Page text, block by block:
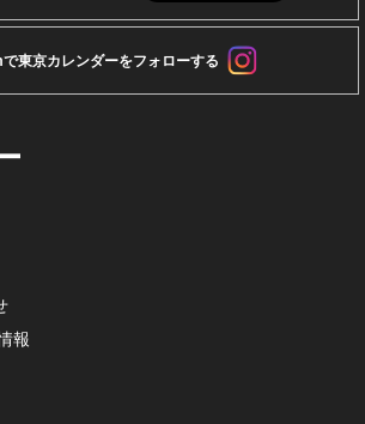
東京カレンダーをフォローする
報